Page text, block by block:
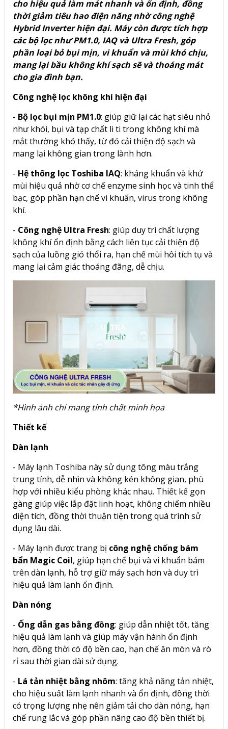
cho hiệu quả làm mát nhanh và ổn định, đồng
thời giảm tiêu hao điện năng nhờ công nghệ
Hybrid Inverter hiện đại. Máy còn được tích hợp
các bộ lọc như PM1.0, IAQ và Ultra Fresh, góp
phần loại bỏ bụi mịn, vi khuẩn và mùi khó chịu,
mang lại bầu không khí sạch sẽ và thoáng mát
cho gia đình bạn.
Công nghệ lọc không khí hiện đại
- Bộ lọc bụi mịn PM1.0: giúp giữ lại các hạt siêu nhỏ
như khói, bụi và tạp chất li ti trong không khí mà
mắt thường khó thấy, từ đó cải thiện độ sạch và
mang lại không gian trong lành hơn.
- Hệ thống lọc Toshiba IAQ: kháng khuẩn và khử
mùi hiệu quả nhờ cơ chế enzyme sinh học và tinh thể
bạc, góp phần hạn chế vi khuẩn, virus trong không
khí.
- Công nghệ Ultra Fresh: giúp duy trì chất lượng
không khí ổn định bằng cách liên tục cải thiện độ
sạch của luồng gió thổi ra, hạn chế mùi hôi tích tụ và
mang lại cảm giác thoáng đãng, dễ chịu.
*Hình ảnh chỉ mang tính chất minh họa
Thiết kế
Dàn lạnh
- Máy lạnh Toshiba này sử dụng tông màu trắng
trung tính, dễ nhìn và không kén không gian, phù
hợp với nhiều kiểu phòng khác nhau. Thiết kế gọn
gàng giúp việc lắp đặt linh hoạt, không chiếm nhiều
diện tích, đồng thời thuận tiện trong quá trình sử
dụng lâu dài.
- Máy lạnh được trang bị công nghệ chống bám
bẩn Magic Coil, giúp hạn chế bụi và vi khuẩn bám
trên dàn lạnh, hỗ trợ giữ máy sạch hơn và duy trì
hiệu quả làm lạnh ổn định.
Dàn nóng
- Ống dẫn gas bằng đồng: giúp dẫn nhiệt tốt, tăng
hiệu quả làm lạnh và giúp máy vận hành ổn định
hơn, đồng thời có độ bền cao, hạn chế ăn mòn và rò
rỉ sau thời gian dài sử dụng.
- Lá tản nhiệt bằng nhôm: tăng khả năng tản nhiệt,
cho hiệu suất làm lạnh nhanh và ổn định, đồng thời
có trọng lượng nhẹ nên giảm tải cho dàn nóng, hạn
chế rung lắc và góp phần nâng cao độ bền thiết bị.